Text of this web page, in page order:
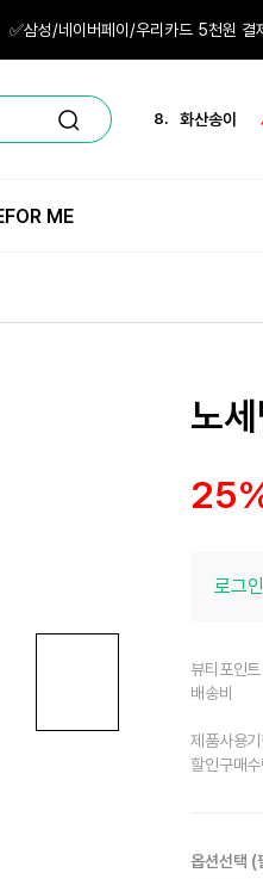
✅삼성/네이버페이/우리카드 5천원 결
6. 마스크팩
8. 화산송이
FOR ME
노
로그인
뷰티포인트
배송비
제품사용
할인구매
옵션선택 (